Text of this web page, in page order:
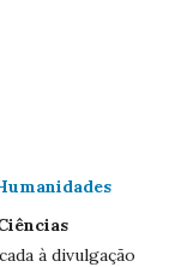
à divulgação